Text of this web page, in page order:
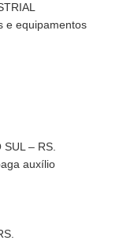
e equipamentos
– RS.
auxílio